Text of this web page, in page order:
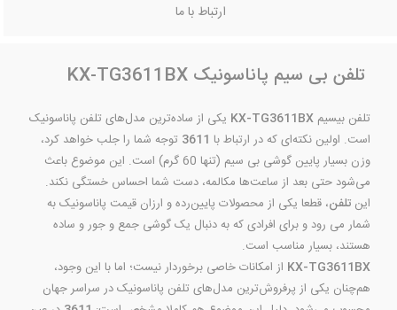
ارتباط با ما
تلفن بی سیم پاناسونیک KX-TG3611BX
تلفن بیسیم KX-TG3611BX یکی از ساده‌ترین مدل‌های تلفن پاناسونیک
است. اولین نکته‌ای که در ارتباط با 3611 توجه شما را جلب خواهد کرد،
وزن بسیار پایین گوشی بی سیم (تنها 60 گرم) است. این موضوع باعث
می‌شود حتی بعد از ساعت‌ها مکالمه، دست شما احساس خستگی نکند.
این تلفن، قطعا یکی از محصولات پایین‌رده و ارزان قیمت پاناسونیک به
شمار می رود و برای افرادی که به دنبال یک گوشی جمع و جور و ساده
هستند، بسیار مناسب است.
KX-TG3611BX از امکانات خاصی برخوردار نیست؛ اما با این وجود،
هم‌چنان یکی از پرفروش‌ترین مدل‌های تلفن پاناسونیک در سراسر جهان